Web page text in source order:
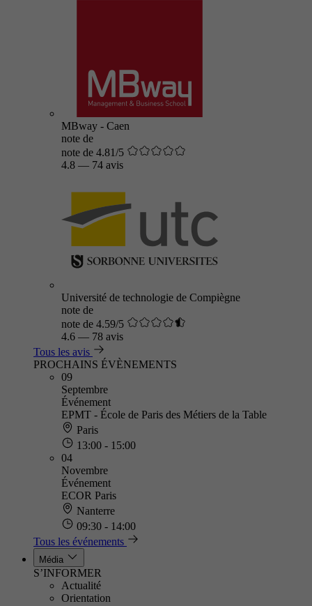
MBway - Caen
note de
note de 4.81/5
4.8 — 74 avis
Université de technologie de Compiègne
note de
note de 4.59/5
4.6 — 78 avis
Tous les avis
PROCHAINS ÉVÈNEMENTS
09
Septembre
Événement
EPMT - École de Paris des Métiers de la Table
Paris
13:00 - 15:00
04
Novembre
Événement
ECOR Paris
Nanterre
09:30 - 14:00
Tous les événements
Média
S’INFORMER
Actualité
Orientation